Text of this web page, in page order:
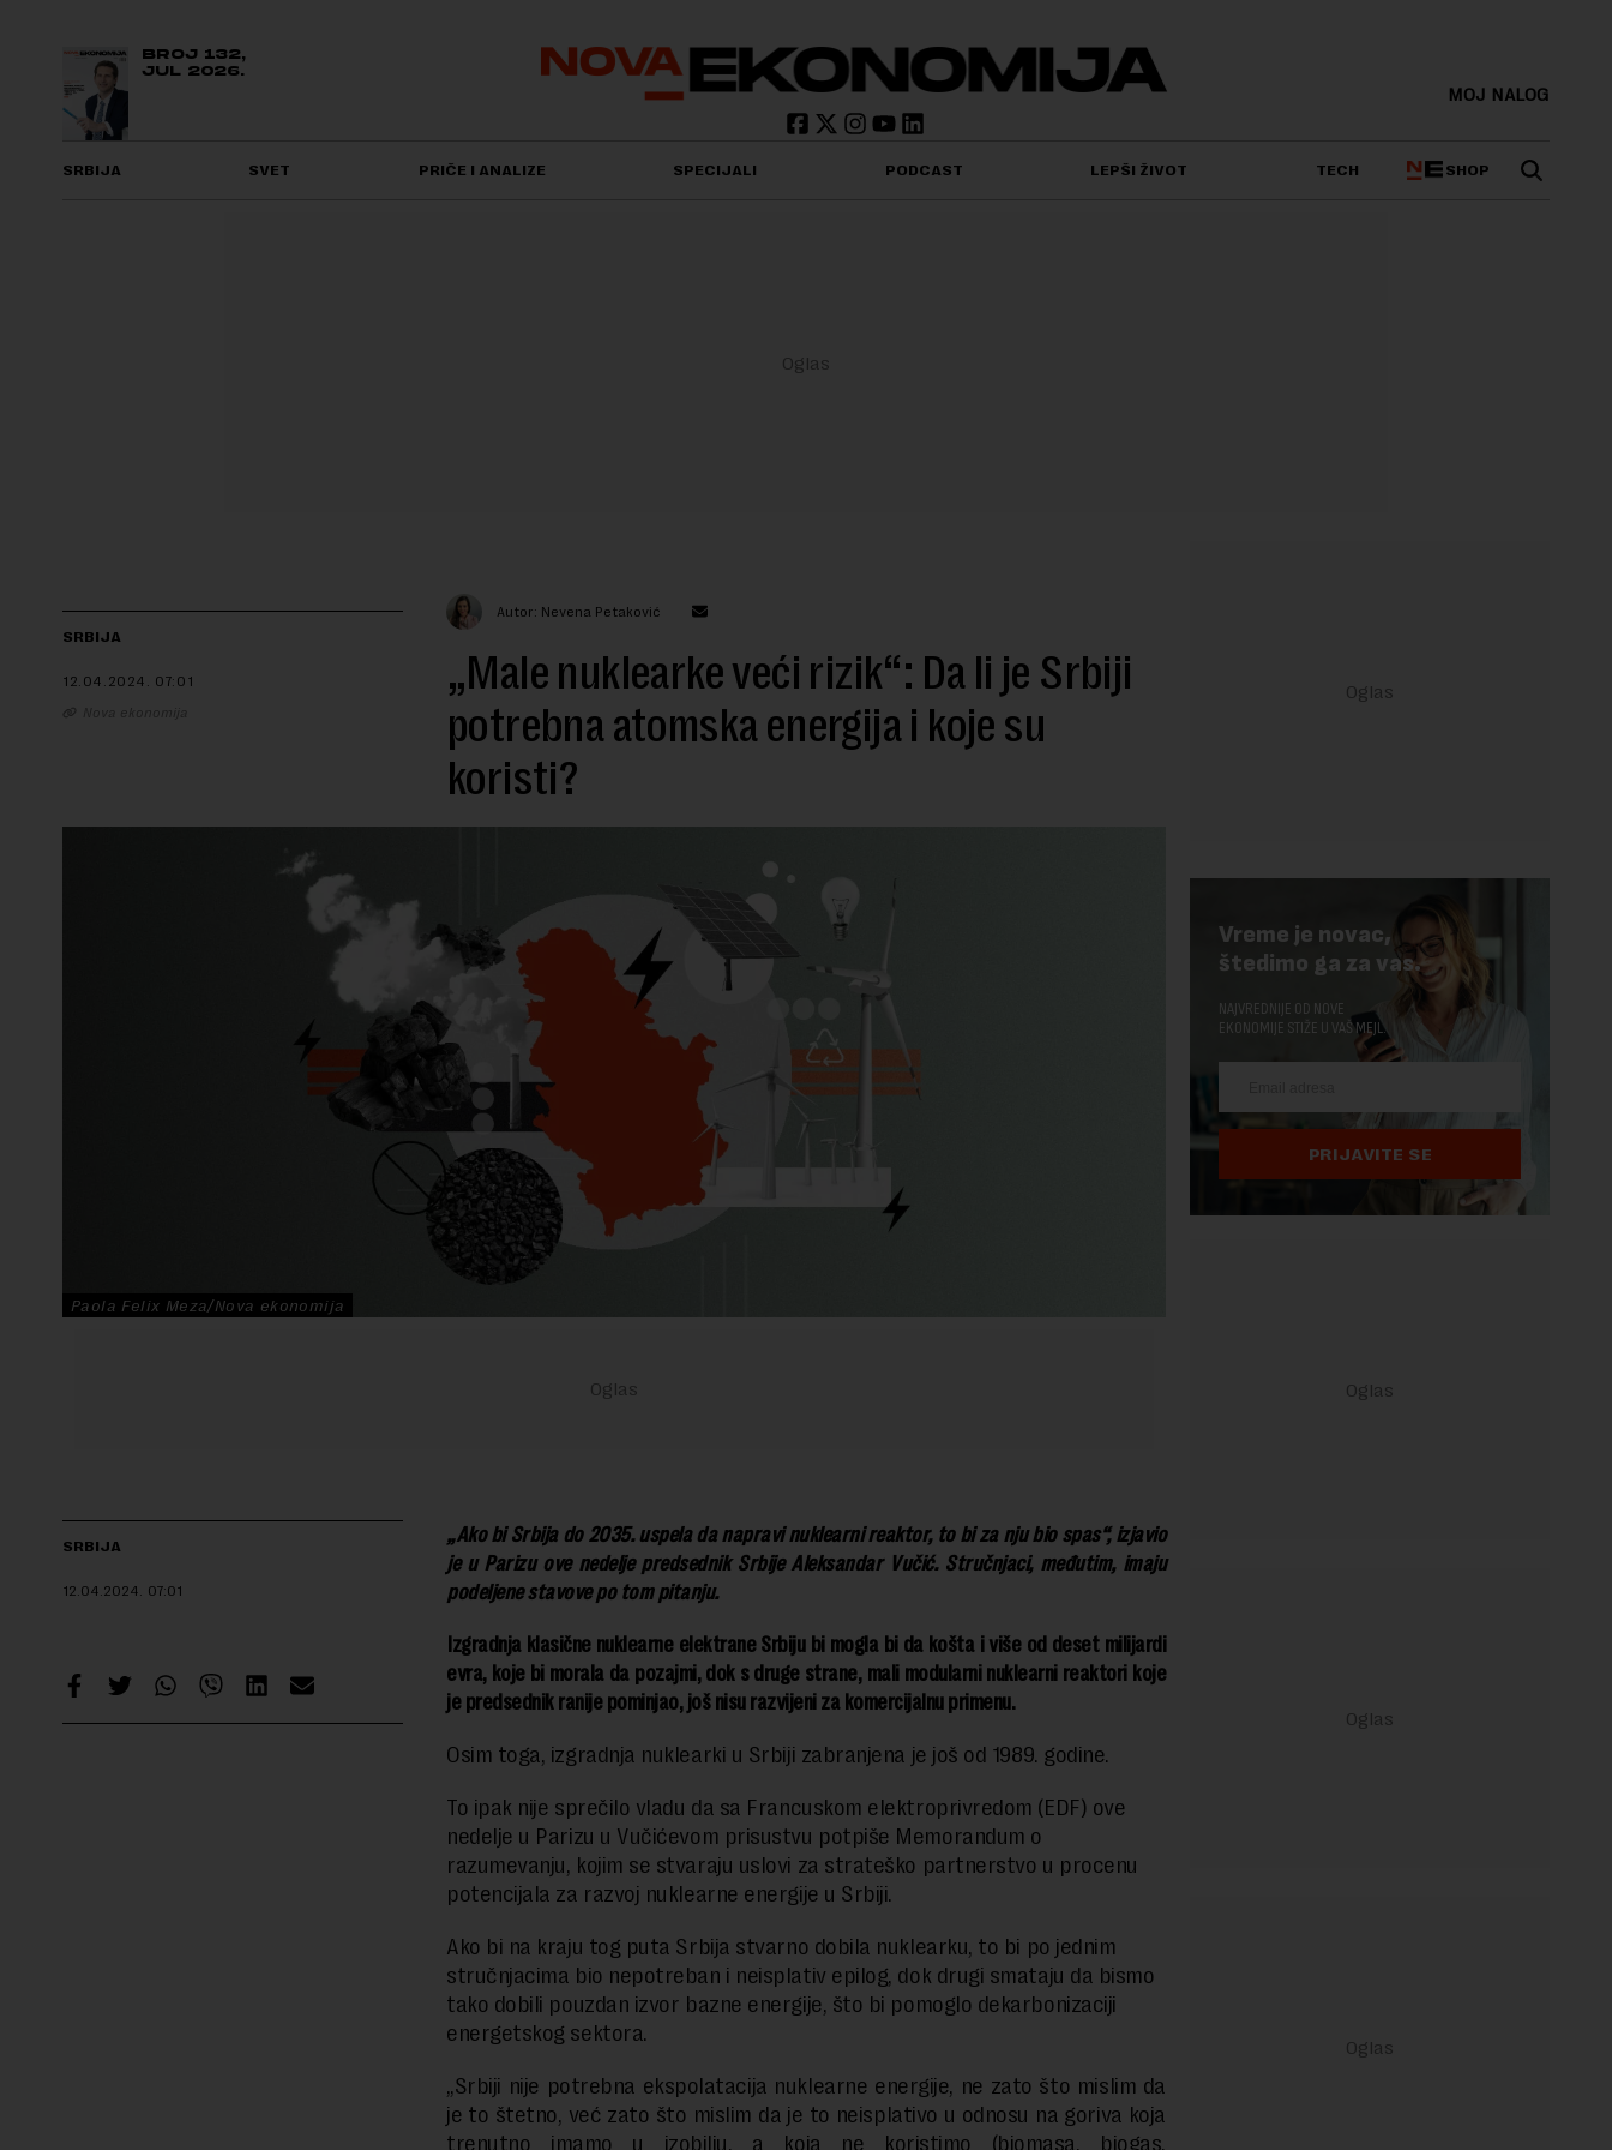
BROJ 132,
JUL 2026.
MOJ NALOG
SRBIJA SVET PRIČE I ANALIZE SPECIJALI PODCAST LEPŠI ŽIVOT TECH SHOP
SRBIJA
12.04.2024. 07:01
Nova ekonomija
Autor: Nevena Petaković
„Male nuklearke veći rizik“: Da li je Srbiji
potrebna atomska energija i koje su
koristi?
Paola Felix Meza/Nova ekonomija
SRBIJA
12.04.2024. 07:01
„Ako bi Srbija do 2035. uspela da napravi nuklearni reaktor, to bi za nju bio spas“, izjavio
je u Parizu ove nedelje predsednik Srbije Aleksandar Vučić. Stručnjaci, međutim, imaju
podeljene stavove po tom pitanju.
Izgradnja klasične nuklearne elektrane Srbiju bi mogla bi da košta i više od deset milijardi
evra, koje bi morala da pozajmi, dok s druge strane, mali modularni nuklearni reaktori koje
je predsednik ranije pominjao, još nisu razvijeni za komercijalnu primenu.
Osim toga, izgradnja nuklearki u Srbiji zabranjena je još od 1989. godine.
To ipak nije sprečilo vladu da sa Francuskom elektroprivredom (EDF) ove
nedelje u Parizu u Vučićevom prisustvu potpiše Memorandum o
razumevanju, kojim se stvaraju uslovi za strateško partnerstvo u procenu
potencijala za razvoj nuklearne energije u Srbiji.
Ako bi na kraju tog puta Srbija stvarno dobila nuklearku, to bi po jednim
stručnjacima bio nepotreban i neisplativ epilog, dok drugi smataju da bismo
tako dobili pouzdan izvor bazne energije, što bi pomoglo dekarbonizaciji
energetskog sektora.
„Srbiji nije potrebna ekspolatacija nuklearne energije, ne zato što mislim da
je to štetno, već zato što mislim da je to neisplativo u odnosu na goriva koja
trenutno imamo u izobilju, a koja ne koristimo (biomasa, biogas,
Vreme je novac,
štedimo ga za vas.
NAJVREDNIJE OD NOVE
EKONOMIJE STIŽE U VAŠ MEJL.
PRIJAVITE SE